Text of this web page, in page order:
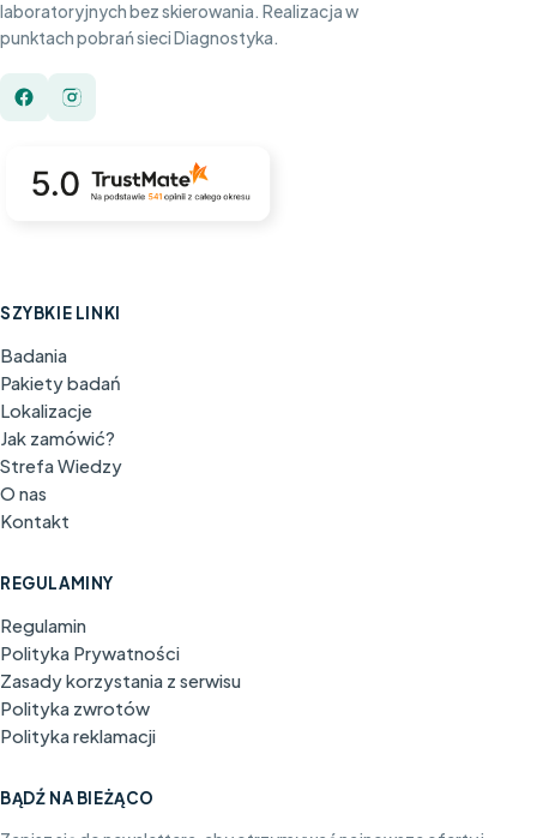
laboratoryjnych bez skierowania. Realizacja w
punktach pobrań sieci Diagnostyka.
SZYBKIE LINKI
Badania
Pakiety badań
Lokalizacje
Jak zamówić?
Strefa Wiedzy
O nas
Kontakt
REGULAMINY
Regulamin
Polityka Prywatności
Zasady korzystania z serwisu
Polityka zwrotów
Polityka reklamacji
BĄDŹ NA BIEŻĄCO